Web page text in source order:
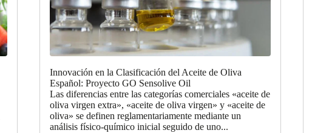
Innovación en la Clasificación del Aceite de Oliva
Español: Proyecto GO Sensolive Oil
Las diferencias entre las categorías comerciales «aceite de
oliva virgen extra», «aceite de oliva virgen» y «aceite de
oliva» se definen reglamentariamente mediante un
análisis físico-químico inicial seguido de uno...